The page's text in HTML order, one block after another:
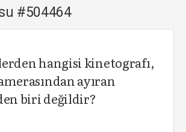
#504464
hangisi kinetografı,
ayıran
biri değildir?